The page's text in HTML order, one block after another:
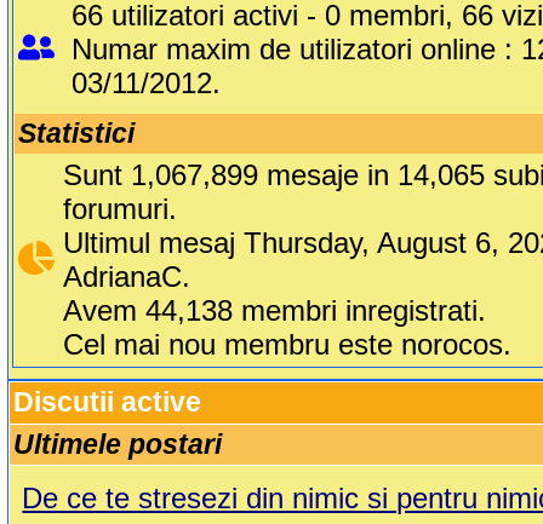
66 utilizatori activi - 0 membri, 66
Numar maxim de utilizatori online :
03/11/2012.
Statistici
Sunt 1,067,899 mesaje in 14,065
forumuri.
Ultimul mesaj Thursday, August 6,
AdrianaC.
Avem 44,138 membri inregistrati.
Cel mai nou membru este norocos.
Discutii active
Ultimele postari
De ce te stresezi din nimic si pentru